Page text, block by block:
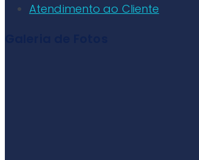
Atendimento ao Cliente